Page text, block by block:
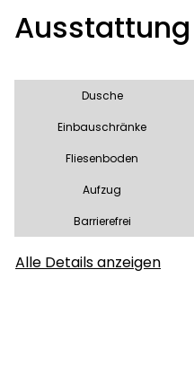
Ausstattung
Dusche
Einbauschränke
Fliesenboden
Aufzug
Barrierefrei
Alle Details anzeigen